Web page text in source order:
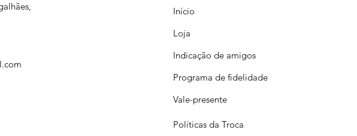
Início
Loja
Indicação de amigos
Programa de fidelidade
Vale-presente
Políticas da Troca